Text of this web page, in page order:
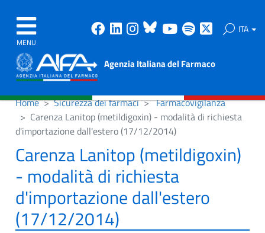
MENU
Facebook
Linkedin
Instagram
Bluesky
Youtube
Spotify ITA
Agenzia Italiana del Farmaco
Home Sicurezza dei farmaci
Farmacovigilanza
Carenza Lanitop (metildigoxin) - modalità di richiesta
d'importazione dall'estero (17/12/2014)
Carenza Lanitop (metildigoxin)
- modalità di richiesta
d'importazione dall'estero
(17/12/2014)